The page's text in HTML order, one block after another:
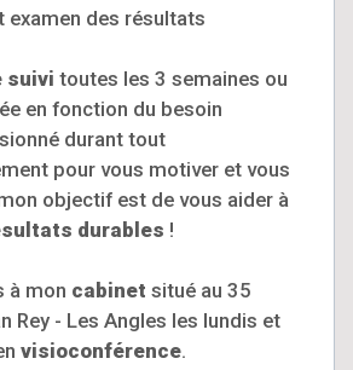
examen des résultats
suivi toutes les 3 semaines ou
en fonction du besoin
durant tout
pour vous motiver et vous
objectif est de vous aider à
durables !
à mon cabinetsitué au 35
Rey - Les Angles les lundis et
visioconférence.